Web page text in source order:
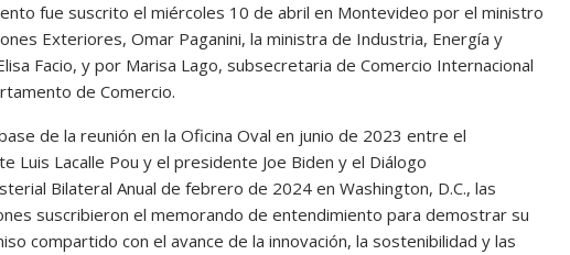
fue suscrito el miércoles 10 de abril en Montevideo por el ministro
Exteriores, Omar Paganini, la ministra de Industria, Energía y
Facio, y por Marisa Lago, subsecretaria de Comercio Internacional
de Comercio.
de la reunión en la Oficina Oval en junio de 2023 entre el
Luis Lacalle Pou y el presidente Joe Biden y el Diálogo
Bilateral Anual de febrero de 2024 en Washington, D.C., las
suscribieron el memorando de entendimiento para demostrar su
compartido con el avance de la innovación, la sostenibilidad y las